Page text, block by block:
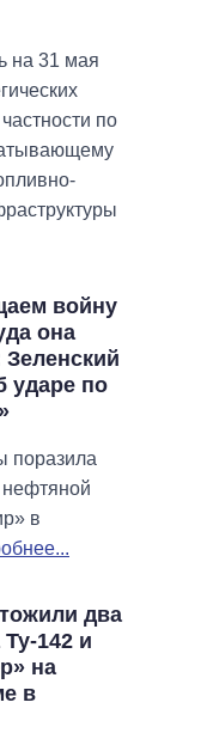
на 31 мая
по
войну
она
ударе по
поразила
нефтяной
в
два
142 и
на
в